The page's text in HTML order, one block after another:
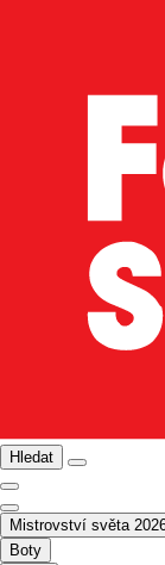
Hledat
Mistrovství světa
Boty